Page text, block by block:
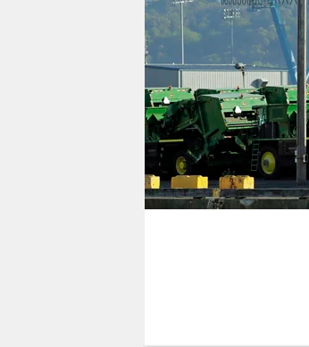
verlag
veranstaltungen
shop
fragen & hilfe
unterstützen
abo